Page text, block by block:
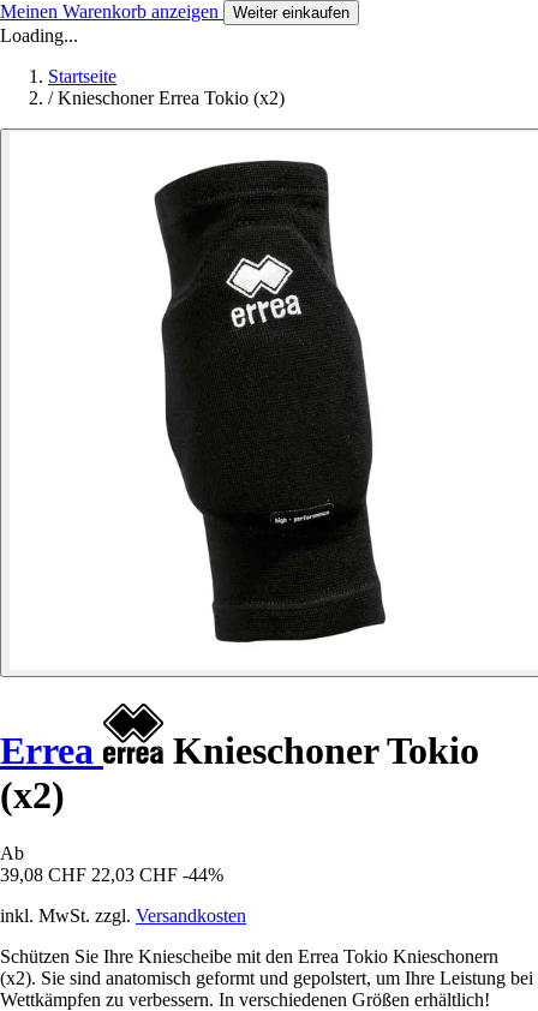
Meinen Warenkorb anzeigen Weiter einkaufen
Loading...
Startseite
/ Knieschoner Errea Tokio (x2)
Errea
Knieschoner Tokio
(x2)
Ab
39,08 CHF 22,03 CHF -44%
inkl. MwSt. zzgl. Versandkosten
Schützen Sie Ihre Kniescheibe mit den Errea Tokio Knieschonern
(x2). Sie sind anatomisch geformt und gepolstert, um Ihre Leistung bei
Wettkämpfen zu verbessern. In verschiedenen Größen erhältlich!